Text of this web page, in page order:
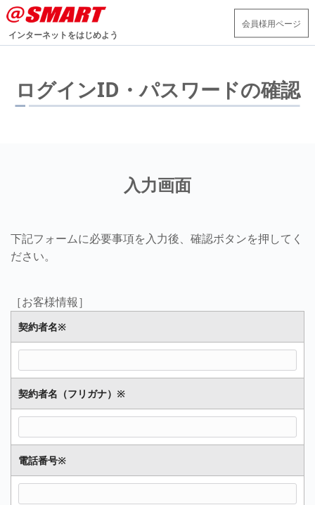
インターネットをはじめよう
会員様用ページ
ログインID・パスワードの確認
入力画面
下記フォームに必要事項を入力後、確認ボタンを押してく
ださい。
［お客様情報］
契約者名※
契約者名（フリガナ） ※
電話番号※